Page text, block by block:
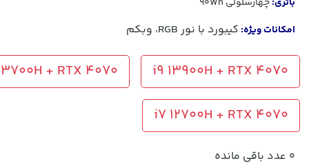
باتری:چهارسلولی 90Wh
امکانات ویژه: کیبورد با نور RGB، وبکم
i9 13900H + RTX 4070
+ RTX 4070
i7 12700H + RTX 4070
0 عدد باقی مانده